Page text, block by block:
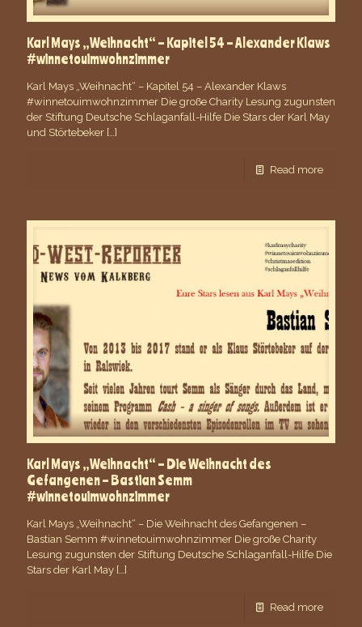
Karl Mays „Weihnacht“ – Kapitel 54 – Alexander Klaws
#winnetouimwohnzimmer
Karl Mays „Weihnacht“ – Kapitel 54 – Alexander Klaws
#winnetouimwohnzimmer Die große Charity Lesung zugunsten
der Stiftung Deutsche Schlaganfall-Hilfe Die Stars der Karl May
und Störtebeker […]
Read more
Karl Mays „Weihnacht“ – Die Weihnacht des
Gefangenen – Bastian Semm
#winnetouimwohnzimmer
Karl Mays „Weihnacht“ – Die Weihnacht des Gefangenen –
Bastian Semm #winnetouimwohnzimmer Die große Charity
Lesung zugunsten der Stiftung Deutsche Schlaganfall-Hilfe Die
Stars der Karl May […]
Read more